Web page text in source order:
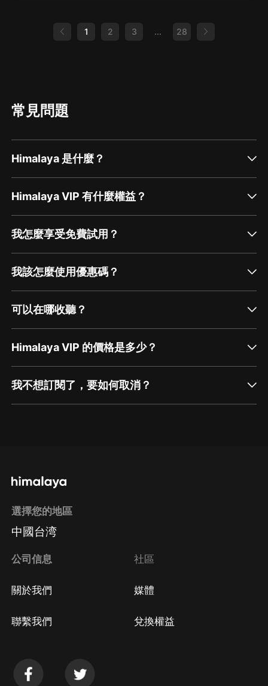
1 2 3 ... 28
常見問題
Himalaya 是什麼？
Himalaya VIP 有什麼權益？
我怎麼享受免費試用？
我該怎麼使用優惠碼？
可以在哪收聽？
Himalaya VIP 的價格是多少？
我不想訂閱了，要如何取消？
方法 Google Play取消訂閱方法
選擇您的地區
中國台湾
公司信息
關於我們
聯繫我們
社區
媒體
兌換權益